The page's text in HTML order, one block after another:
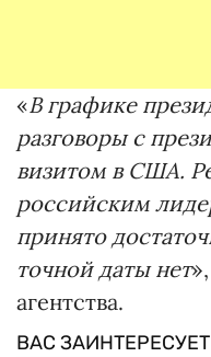
«В графике
разговоры с
визитом в США.
российским
принято
точной даты нет
агентства.
ВАС ЗАИНТЕРЕСУЕТ